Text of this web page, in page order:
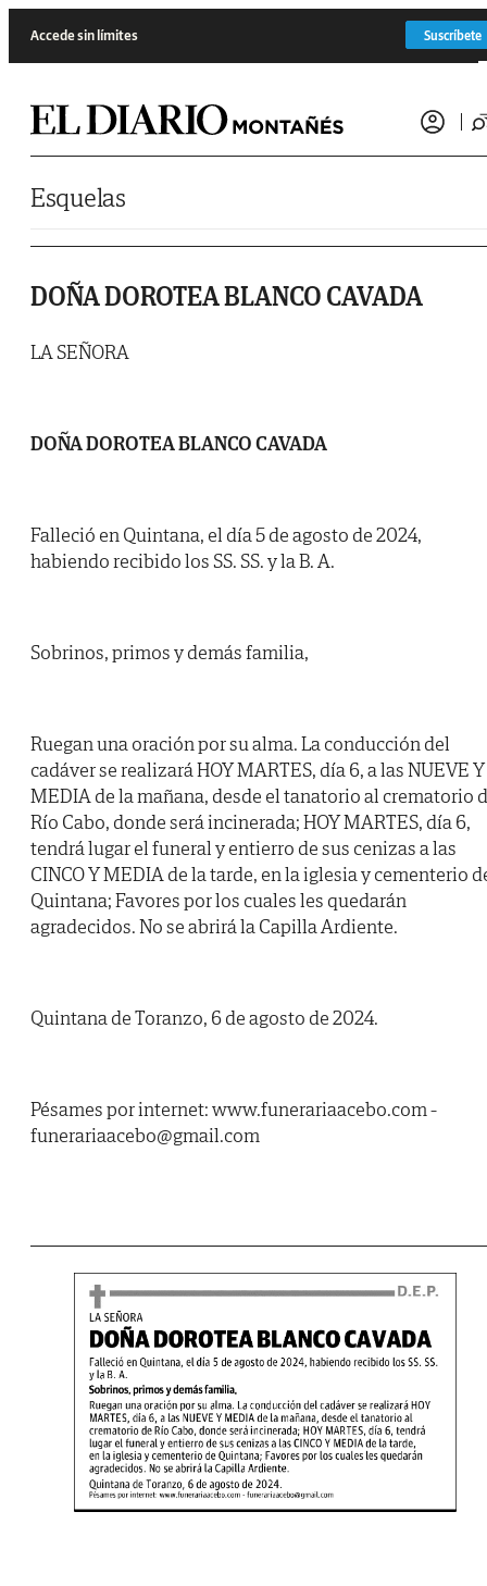
Accede sin límites Suscríbete
Esquelas
DOÑA DOROTEA BLANCO CAVADA
LA SEÑORA
DOÑA DOROTEA BLANCO CAVADA
Falleció en Quintana, el día 5 de agosto de 2024,
habiendo recibido los SS. SS. y la B. A.
Sobrinos, primos y demás familia,
Ruegan una oración por su alma. La conducción del
cadáver se realizará HOY MARTES, día 6, a las NUEVE Y
MEDIA de la mañana, desde el tanatorio al crematorio
Río Cabo, donde será incinerada; HOY MARTES, día 6,
tendrá lugar el funeral y entierro de sus cenizas a las
CINCO Y MEDIA de la tarde, en la iglesia y cementerio
Quintana; Favores por los cuales les quedarán
agradecidos. No se abrirá la Capilla Ardiente.
Quintana de Toranzo, 6 de agosto de 2024.
Pésames por internet: www.funerariaacebo.com -
funerariaacebo@gmail.com